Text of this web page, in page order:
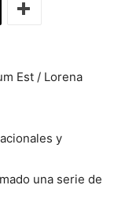
Est / Lorena
y
una serie de